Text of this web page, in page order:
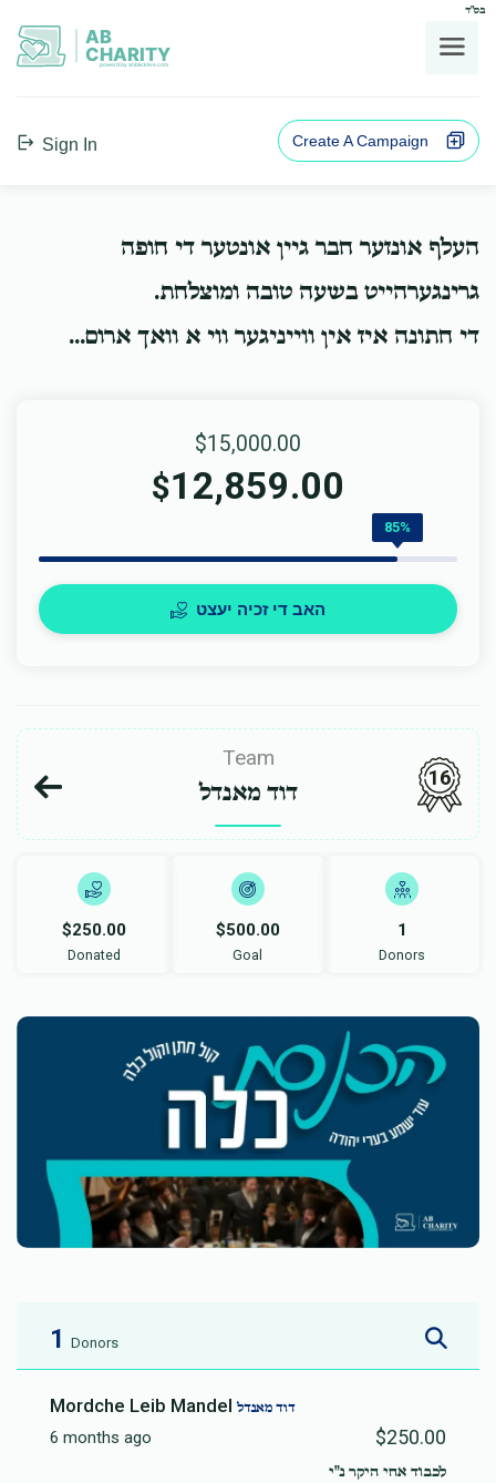
בס"ד
AB
CHARITY
powerd by ahblicklive.com
Sign In Create A Campaign
העלף אונזער חבר גיין אונטער די חופה
גרינגערהייט בשעה טובה ומוצלחת.
די חתונה איז אין ווייניגער ווי א וואך ארום...
$15,000.00
$12,859.00
85%
האב די זכיה יעצט
Team
דוד מאנדל 16
$250.00
Donated
$500.00
Goal
1
Donors
1 Donors
Mordche Leib Mandelדוד מאנדל
6 months ago $250.00
לכבוד אחי היקר נ"י